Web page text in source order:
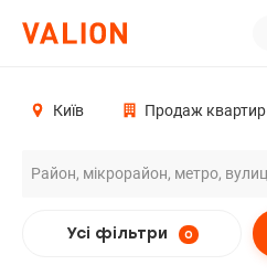
Київ Продаж квартир
Усі фільтри 0